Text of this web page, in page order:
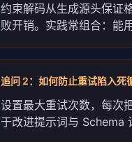
约束解码从生成源头保证
败开销。实践常组合：能
追问 2： 如何防止重试陷入死
设置最大重试次数，每次
于改进提示词与 Schema